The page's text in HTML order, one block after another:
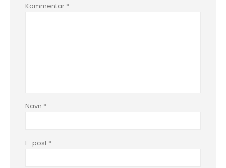
Kommentar *
Navn *
E-post *